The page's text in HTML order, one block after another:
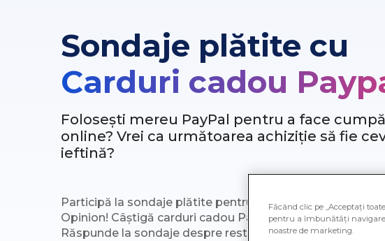
Sondaje plătite cu
Carduri cadou
Folosești mereu PayPal pentru a face
online? Vrei ca următoarea achiziție să fie
ieftină?
Participă la sondaje plătite pentru recompense PayPal
Opinion! Câștigă carduri cadou PayPal împărtășindu-ți
Răspunde la sondaje despre restaurantele tale preferate,
Făcând clic pe „Acceptați
pentru a îmbunătăți
noastre de marketing.